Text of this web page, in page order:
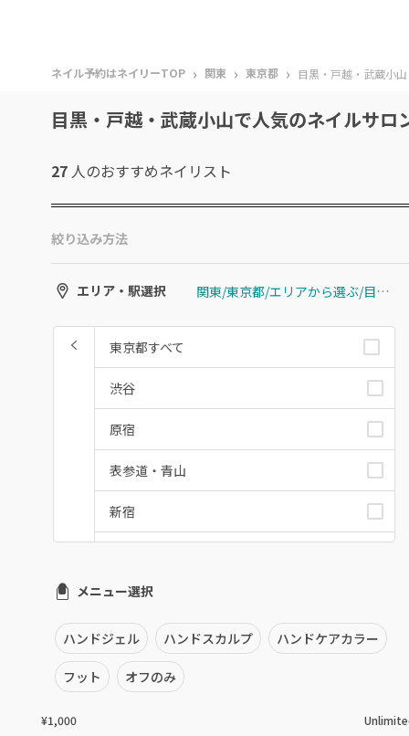
ネイル予約はネイリーTOP › 関東 › 東京都 › 目黒・戸越・武蔵小山
目黒・戸越・武蔵小山で人気のネイルサロ
27 人のおすすめネイリスト
絞り込み方法
エリア・駅選択 関東/東京都/エリアから選ぶ/目黒・戸越・武蔵小山
東京都すべて
渋谷
原宿
表参道・青山
新宿
銀座・新橋・有楽町
恵比寿・代官山・中目黒
自由が丘・学芸大学
メニュー選択
ハンドジェル ハンドスカルプ ハンドケアカラー
フット オフのみ
¥1,000